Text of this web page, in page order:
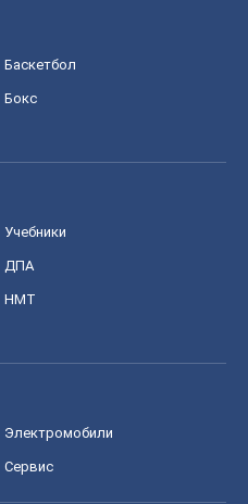
Баскетбол
Бокс
Учебники
ДПА
НМТ
Электромобили
Сервис